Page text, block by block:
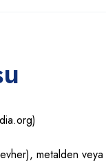
metalden